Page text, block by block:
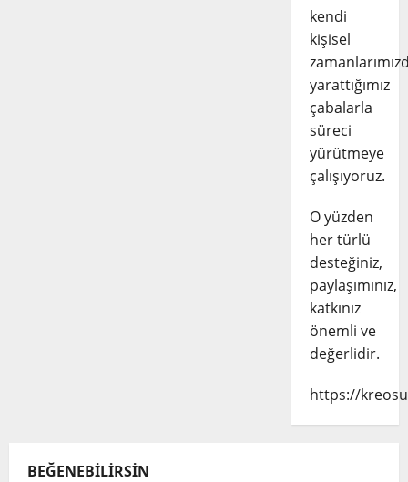
kendi
kişisel
yarattığımız
çabalarla
süreci
yürütmeye
çalışıyoruz.
O yüzden
her türlü
desteğiniz,
paylaşımınız,
katkınız
önemli ve
değerlidir.
https://
BEĞENEBILIRSIN